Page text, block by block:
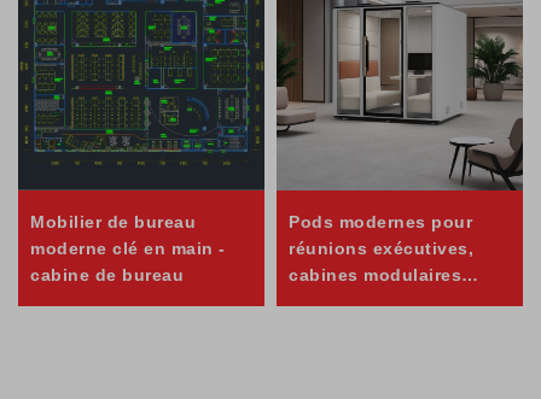
Mobilier de bureau
moderne clé en main -
cabine de bureau
Pods modernes pour
réunions exécutives,
cabines modulaires